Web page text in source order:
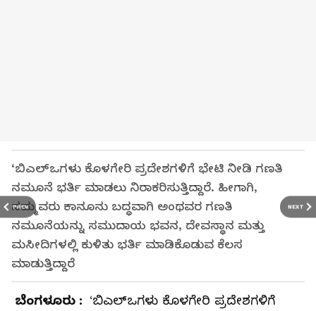
PREV NEXT
‘ಬಿಎಲ್‌ಒಗಳು ಕೊಳಗೇರಿ ಪ್ರದೇಶಗಳಿಗೆ ಭೇಟಿ ನೀಡಿ ಗಣತಿ
ನಮೂನೆ ಭರ್ತಿ ಮಾಡಲು ನಿರಾಕರಿಸುತ್ತಿದ್ದಾರೆ. ಹೀಗಾಗಿ,
ನಮ್ಮವರು ಕಾನೂನು ಬದ್ಧವಾಗಿ ಅಂಥವರ ಗಣತಿ
ನಮೂನೆಯನ್ನು ಸಮುದಾಯ ಭವನ, ದೇವಸ್ಥಾನ ಮತ್ತು
ಮಸೀದಿಗಳಲ್ಲಿ ಕುಳಿತು ಭರ್ತಿ ಮಾಡಿಕೊಡುವ ಕೆಲಸ
ಮಾಡುತ್ತಿದ್ದಾರೆ
ಬೆಂಗಳೂರು : ‘ಬಿಎಲ್‌ಒಗಳು ಕೊಳಗೇರಿ ಪ್ರದೇಶಗಳಿಗೆ